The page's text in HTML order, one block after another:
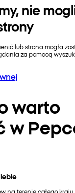
nie
lub strona mogła
za pomocą
warto
w
na terenie całego